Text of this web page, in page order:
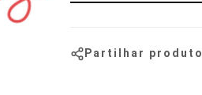
Partilhar produto